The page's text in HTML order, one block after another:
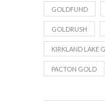
GOLDFUND
GOLDRUSH
KIRKLAND LAKE
PACTON GOLD